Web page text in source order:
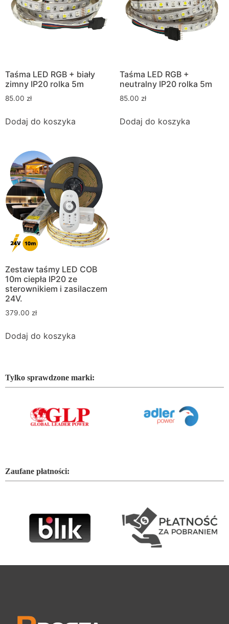
Taśma LED RGB + biały
zimny IP20 rolka 5m
85.00 zł
Dodaj do koszyka
Taśma LED RGB +
neutralny IP20 rolka 5m
85.00 zł
Dodaj do koszyka
Zestaw taśmy LED COB
10m ciepła IP20 ze
sterownikiem i zasilaczem
24V.
379.00 zł
Dodaj do koszyka
Tylko sprawdzone marki:
Zaufane płatności: